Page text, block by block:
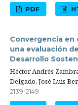
PDF
Convergencia en
una evaluación
Desarrollo
Héctor Andrés
Delgado, José Luis
2139-2149